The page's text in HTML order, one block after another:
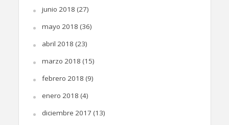
junio 2018 (27)
mayo 2018 (36)
abril 2018 (23)
marzo 2018 (15)
febrero 2018 (9)
enero 2018 (4)
diciembre 2017 (13)